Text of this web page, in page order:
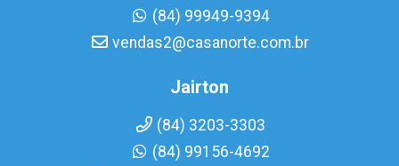
(84) 99949-9394
vendas2@casanorte.com.br
Jairton
(84) 3203-3303
(84) 99156-4692